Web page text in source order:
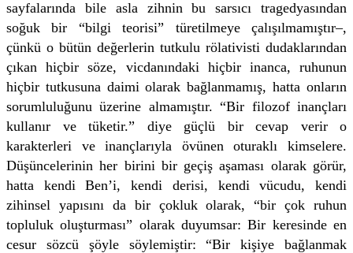
sayfalarında bile asla zihnin bu sarsıcı tragedyasından
soğuk bir “bilgi teorisi” türetilmeye çalışılmamıştır–,
çünkü o bütün değerlerin tutkulu rölativisti dudaklarından
çıkan hiçbir söze, vicdanındaki hiçbir inanca, ruhunun
hiçbir tutkusuna daimi olarak bağlanmamış, hatta onların
sorumluluğunu üzerine almamıştır. “Bir filozof inançları
kullanır ve tüketir.” diye güçlü bir cevap verir o
karakterleri ve inançlarıyla övünen oturaklı kimselere.
Düşüncelerinin her birini bir geçiş aşaması olarak görür,
hatta kendi Ben’i, kendi derisi, kendi vücudu, kendi
zihinsel yapısını da bir çokluk olarak, “bir çok ruhun
topluluk oluşturması” olarak duyumsar: Bir keresinde en
cesur sözcü şöyle söylemiştir: “Bir kişiye bağlanmak